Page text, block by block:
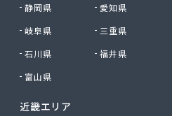
静岡県
愛知県
岐阜県
三重県
石川県
福井県
富山県
近畿エリア